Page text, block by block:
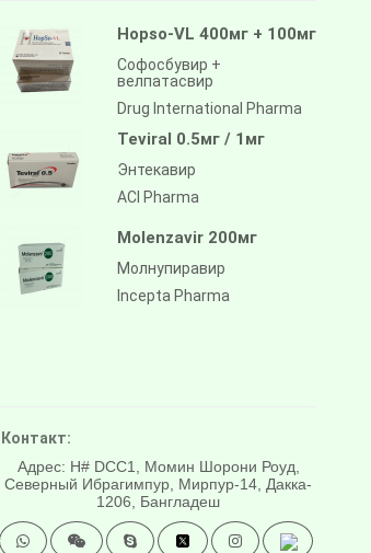
Hopso-VL 400мг + 100мг
Софосбувир +
велпатасвир
Drug International Pharma
Teviral 0.5мг / 1мг
Энтекавир
ACI Pharma
Molenzavir 200мг
Молнупиравир
Incepta Pharma
Контакт:
Адрес: H# DCC1, Момин Шорони Роуд,
Северный Ибрагимпур, Мирпур-14, Дакка-
1206, Бангладеш